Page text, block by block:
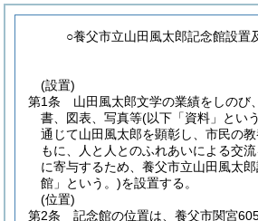
○養父市立山田風太郎記念館設置
(設置)
第1条
山田風太郎文学の業績をしのび
書、図表、写真等(以下「資料」とい
通じて山田風太郎を顕彰し、市民の
もに、人と人とのふれあいによる交
に寄与するため、養父市立山田風太
館」という。)を設置する。
(位置)
第2条
記念館の位置は、養父市関宮